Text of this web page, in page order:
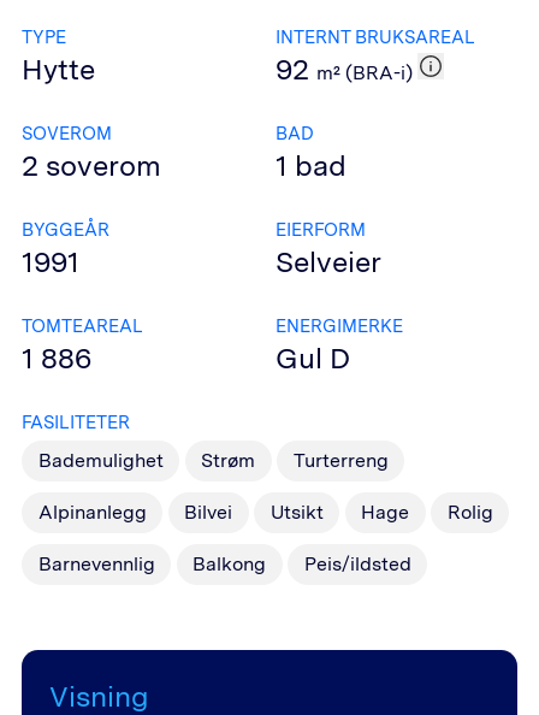
TYPE
Hytte
INTERNT BRUKSAREAL
92 m² (BRA-i)
SOVEROM
2 soverom
BAD
1 bad
BYGGEÅR
1991
EIERFORM
Selveier
TOMTEAREAL
1 886
ENERGIMERKE
Gul D
FASILITETER
Bademulighet Strøm Turterreng
Alpinanlegg Bilvei Utsikt Hage Rolig
Barnevennlig Balkong Peis/ildsted
Visning